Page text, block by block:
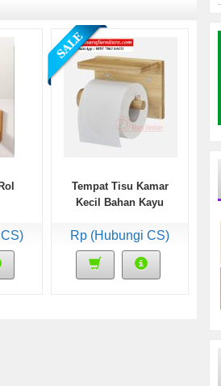
Tempat Tisu Kamar
Kecil Bahan Kayu
Rp (Hubungi CS)